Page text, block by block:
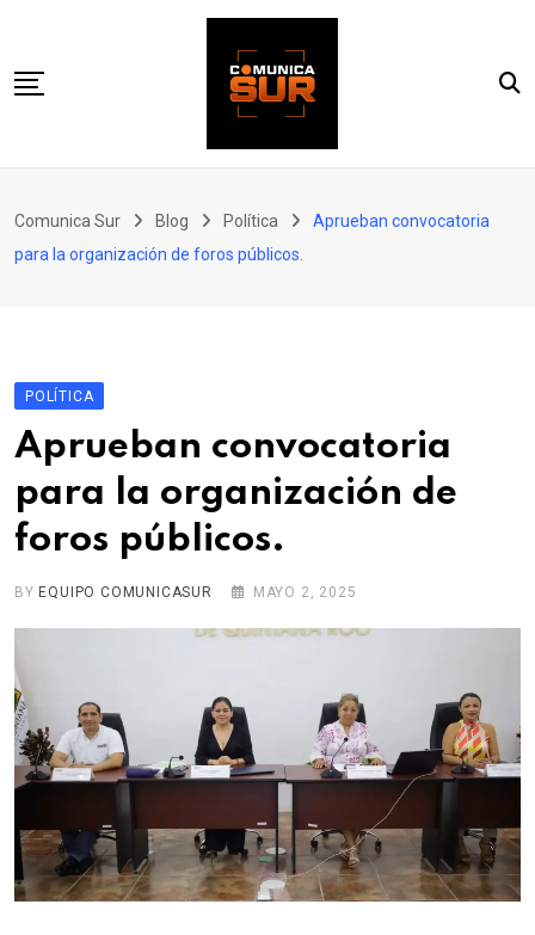
content
Estatal
Comunica Sur Blog Política
Aprueban convocatoria
para la organización de foros públicos.
POLÍTICA
Aprueban convocatoria
para la organización de
foros públicos.
BY EQUIPO COMUNICASUR MAYO 2, 2025